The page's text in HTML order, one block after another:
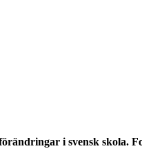
i svensk skola.